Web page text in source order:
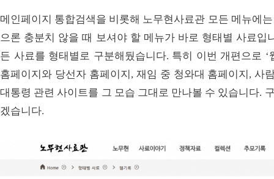
메인페이지 통합검색을 비롯해 노무현사료관 모든 메뉴에
으론 충분치 않을 때 보셔야 할 메뉴가 바로 형태별 사료입
든 사료를 형태별로 구분해뒀습니다. 특히 이번 개편으로
홈페이지와 당선자 홈페이지, 재임 중 청와대 홈페이지, 사
대통령 관련 사이트를 그 모습 그대로 만나볼 수 있습니다.
겠습니다.